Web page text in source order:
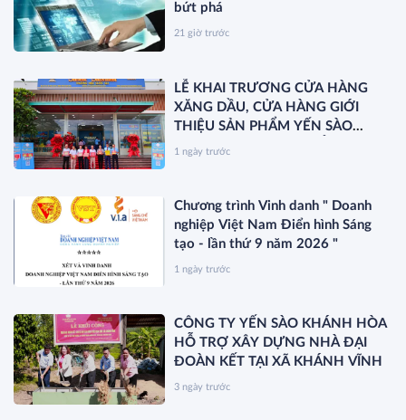
bứt phá
21 giờ trước
LỄ KHAI TRƯƠNG CỬA HÀNG
XĂNG DẦU, CỬA HÀNG GIỚI
THIỆU SẢN PHẨM YẾN SÀO
KHÁNH HÒA VÀ RA MẮT SẢN
1 ngày trước
Chương trình Vinh danh " Doanh
nghiệp Việt Nam Điển hình Sáng
tạo - lần thứ 9 năm 2026 "
1 ngày trước
CÔNG TY YẾN SÀO KHÁNH HÒA
HỖ TRỢ XÂY DỰNG NHÀ ĐẠI
ĐOÀN KẾT TẠI XÃ KHÁNH VĨNH
3 ngày trước